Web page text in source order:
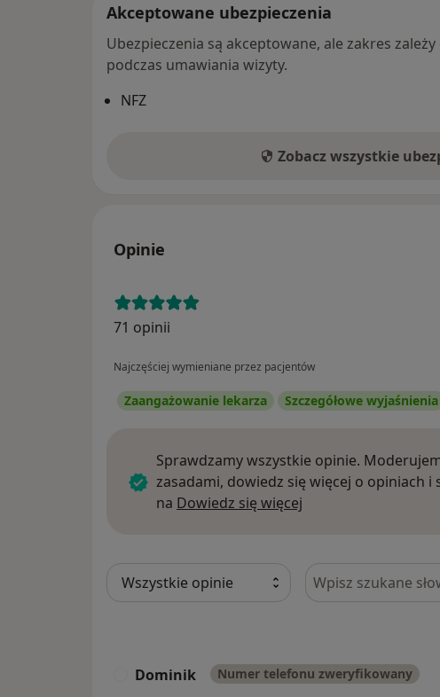
Akceptowane ubezpieczenia
Ubezpieczenia są akceptowane, ale zakres
podczas umawiania wizyty.
NFZ
Zobacz wszystkie
Opinie
71 opinii
Najczęściej wymieniane przez pacjentów
Zaangażowanie lekarza Szczegółowe wyjaśnienia
Sprawdzamy wszystkie opinie.
zasadami, dowiedz się więcej o opiniach
na Dowiedz się więcej
Szukaj w opiniach
Dominik Numer telefonu zweryfikowany